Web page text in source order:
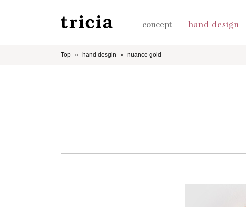
concept hand design
Top hand desgin nuance gold